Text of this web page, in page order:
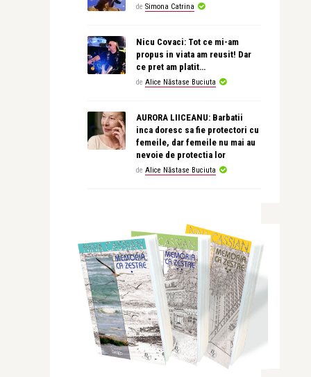
de Simona Catrina
Nicu Covaci: Tot ce mi-am
propus in viata am reusit! Dar
ce pret am platit…
de Alice Năstase Buciuta
AURORA LIICEANU: Barbatii
inca doresc sa fie protectori cu
femeile, dar femeile nu mai au
nevoie de protectia lor
de Alice Năstase Buciuta